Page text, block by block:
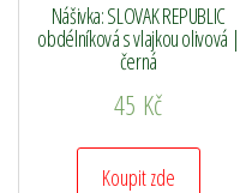
Nášivka: SLOVAK REPUBLIC
obdélníková s vlajkou olivová |
černá
45 Kč
Koupit zde